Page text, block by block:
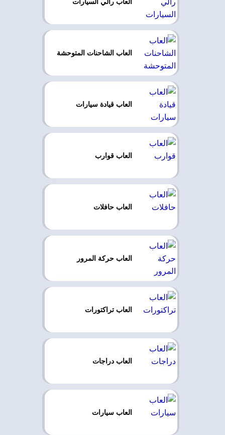
العاب الشاحنات المتوحشة
العاب قيادة سيارات
العاب قوارب
العاب حافلات
العاب حركة المرور
العاب تراكتورات
العاب دراجات
العاب سيارات